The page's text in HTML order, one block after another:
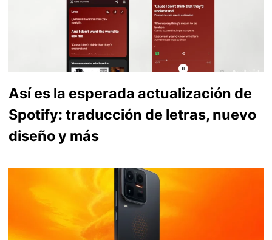
Así es la esperada actualización de
Spotify: traducción de letras, nuevo
diseño y más